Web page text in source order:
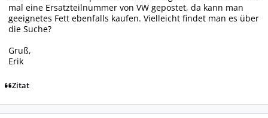
mal eine Ersatzteilnummer von VW gepostet, da kann man
geeignetes Fett ebenfalls kaufen. Vielleicht findet man es über
die Suche?
Gruß,
Erik
Zitat